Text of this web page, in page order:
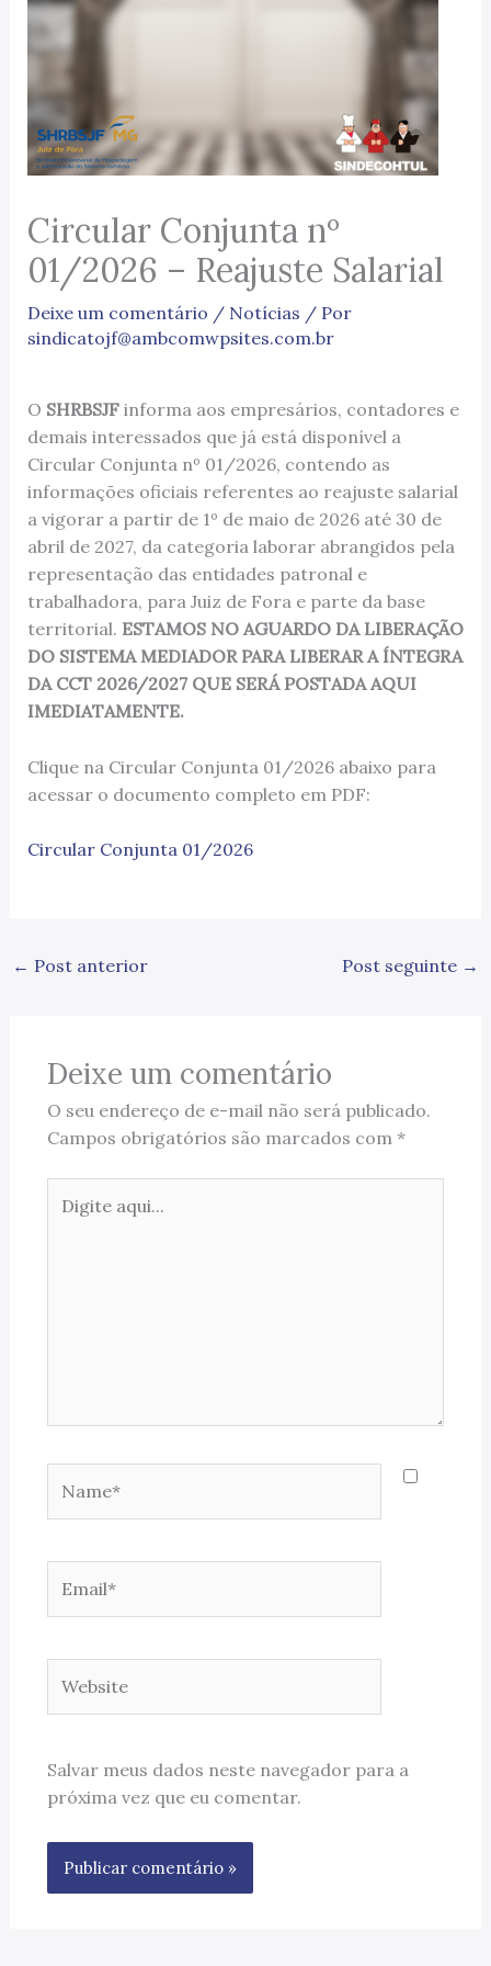
Circular Conjunta nº
01/2026 – Reajuste Salarial
Deixe um comentário / Notícias / Por
sindicatojf@ambcomwpsites.com.br
O SHRBSJF informa aos empresários, contadores e
demais interessados que já está disponível a
Circular Conjunta nº 01/2026, contendo as
informações oficiais referentes ao reajuste salarial
a vigorar a partir de 1º de maio de 2026 até 30 de
abril de 2027, da categoria laborar abrangidos pela
representação das entidades patronal e
trabalhadora, para Juiz de Fora e parte da base
territorial. ESTAMOS NO AGUARDO DA LIBERAÇÃO
DO SISTEMA MEDIADOR PARA LIBERAR A ÍNTEGRA
DA CCT 2026/2027 QUE SERÁ POSTADA AQUI
IMEDIATAMENTE.
Clique na Circular Conjunta 01/2026 abaixo para
acessar o documento completo em PDF:
Circular Conjunta 01/2026
← Post anterior Post seguinte →
Deixe um comentário
O seu endereço de e-mail não será publicado.
Campos obrigatórios são marcados com *
aqui...
Salvar meus dados neste navegador para a
próxima vez que eu comentar.